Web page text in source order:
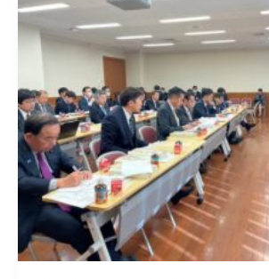
党
産・
酪
農
対
策
委
員
会
に